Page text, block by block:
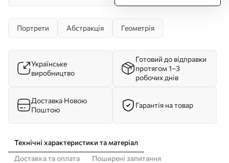
Портрети Абстракція Геометрія
Українське
виробництво
Готовий до відправки
протягом 1–3
робочих днів
Доставка Новою
Поштою
Гарантія на товар
Технічні характеристики та матеріал
Доставка та оплата
Поширені запитання